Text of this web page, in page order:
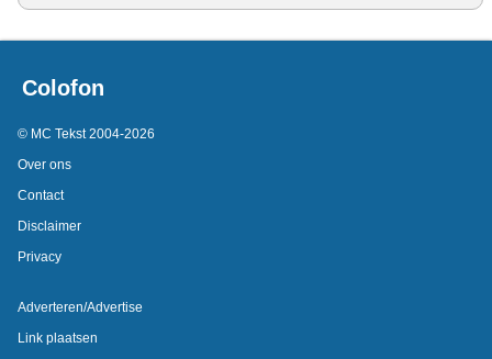
Colofon
© MC Tekst 2004-2026
Over ons
Contact
Disclaimer
Privacy
Adverteren/Advertise
Link plaatsen